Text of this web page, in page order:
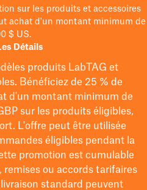
sur les produits et accessoires
achat d'un montant minimum de
$ US.
Détails
produits LabTAG et
Bénéficiez de 25 % de
d'un montant minimum de
sur les produits éligibles,
. L'offre peut être utilisée
éligibles pendant la
promotion est cumulable
remises ou accords tarifaires
livraison standard peuvent